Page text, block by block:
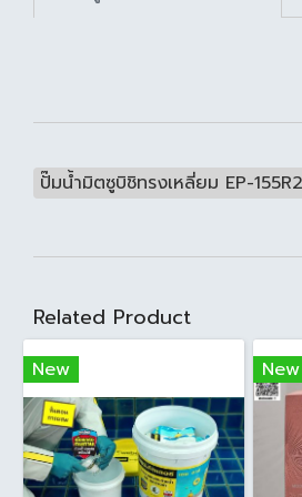
ปั๊มน้ำมิตซูบิชิทรงเหลี่ยม EP-
Related Product
New New